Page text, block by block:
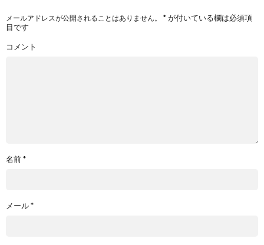
メールアドレスが公開されることはありません。 *が付いている欄は必須項
目です
コメント
名前*
メール*